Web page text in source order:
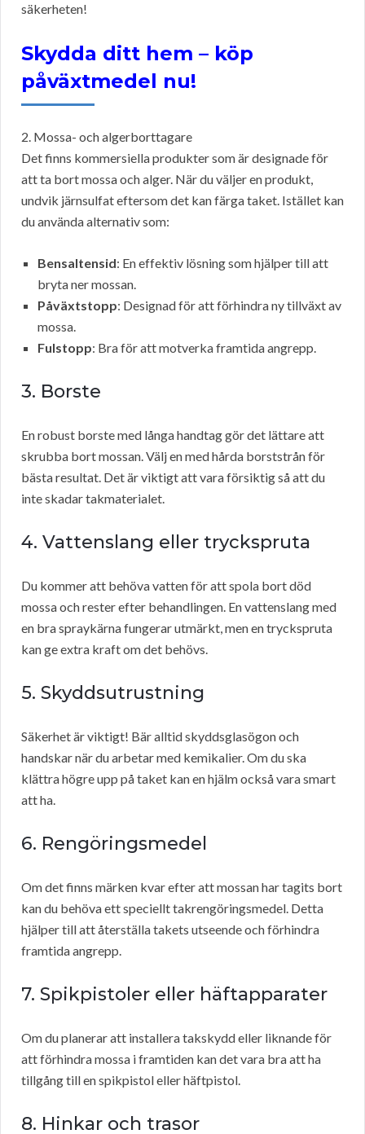
säkerheten!
Skydda ditt hem – köp
påväxtmedel nu!
2. Mossa- och algerborttagare
Det finns kommersiella produkter som är designade för
att ta bort mossa och alger. När du väljer en produkt,
undvik järnsulfat eftersom det kan färga taket. Istället kan
du använda alternativ som:
Bensaltensid: En effektiv lösning som hjälper till att
bryta ner mossan.
Påväxtstopp: Designad för att förhindra ny tillväxt av
mossa.
Fulstopp: Bra för att motverka framtida angrepp.
3. Borste
En robust borste med långa handtag gör det lättare att
skrubba bort mossan. Välj en med hårda borststrån för
bästa resultat. Det är viktigt att vara försiktig så att du
inte skadar takmaterialet.
4. Vattenslang eller tryckspruta
Du kommer att behöva vatten för att spola bort död
mossa och rester efter behandlingen. En vattenslang med
en bra spraykärna fungerar utmärkt, men en tryckspruta
kan ge extra kraft om det behövs.
5. Skyddsutrustning
Säkerhet är viktigt! Bär alltid skyddsglasögon och
handskar när du arbetar med kemikalier. Om du ska
klättra högre upp på taket kan en hjälm också vara smart
att ha.
6. Rengöringsmedel
Om det finns märken kvar efter att mossan har tagits bort
kan du behöva ett speciellt takrengöringsmedel. Detta
hjälper till att återställa takets utseende och förhindra
framtida angrepp.
7. Spikpistoler eller häftapparater
Om du planerar att installera takskydd eller liknande för
att förhindra mossa i framtiden kan det vara bra att ha
tillgång till en spikpistol eller häftpistol.
8. Hinkar och trasor